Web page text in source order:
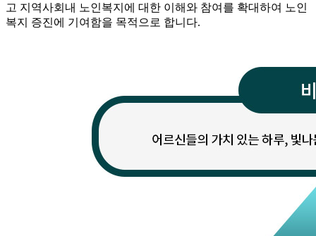
고 지역사회내 노인복지에 대한 이해와 참여를 확대하여 노인
복지 증진에 기여함을 목적으로 합니다.